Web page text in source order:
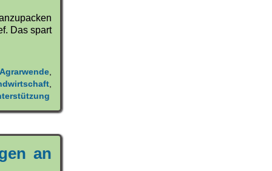
Das spart
Agrarwende
an